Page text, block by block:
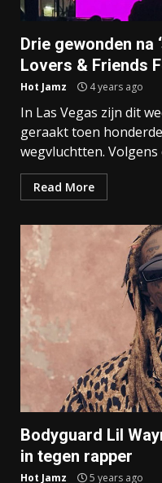
Drie gewonden na
Lovers & Friends
Hot Jamz 4 years ago
In Las Vegas zijn dit
geraakt toen
wegvluchtten. Volgens
Read More
Bodyguard Lil
in tegen rapper
Hot Jamz 5 years ago